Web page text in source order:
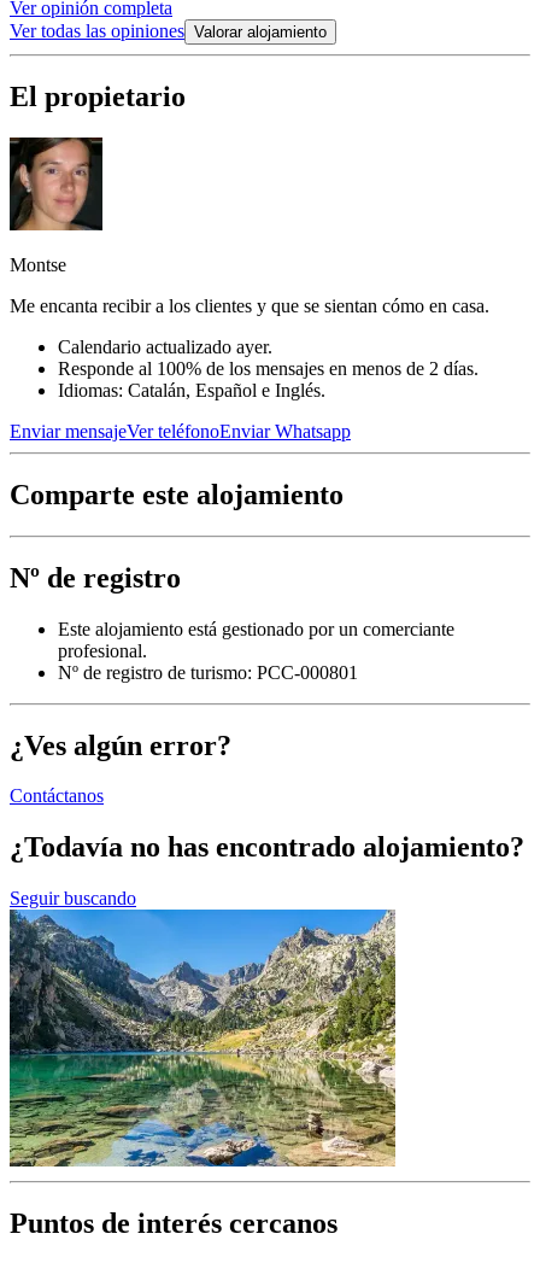
Ver opinión completa
Ver todas las opiniones Valorar alojamiento
El propietario
Montse
Me encanta recibir a los clientes y que se sientan cómo en casa.
Calendario actualizado ayer.
Responde al 100% de los mensajes en menos de 2 días.
Idiomas: Catalán, Español e Inglés.
Enviar mensajeVer teléfonoEnviar Whatsapp
Comparte este alojamiento
Nº de registro
Este alojamiento está gestionado por un comerciante
profesional.
Nº de registro de turismo: PCC-000801
¿Ves algún error?
Contáctanos
¿Todavía no has encontrado alojamiento?
Seguir buscando
Puntos de interés cercanos